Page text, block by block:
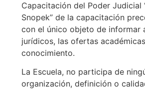
Capacitación del Poder Judicial
Snopek” de la capacitación
con el único objeto de informar
jurídicos, las ofertas
conocimiento.
La Escuela, no participa de
organización, definición o